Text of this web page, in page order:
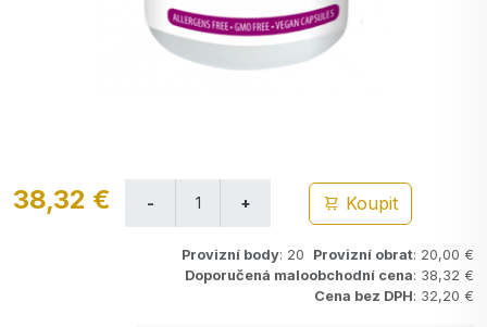
38,32 € Koupit
Provizní body: 20 Provizní obrat: 20,00 €
Doporučená maloobchodní cena: 38,32 €
Cena bez DPH: 32,20 €